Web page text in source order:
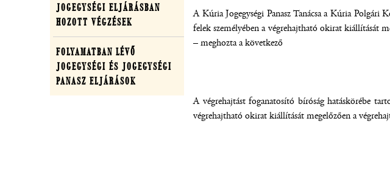
A Kúria Jogegységi Panasz Tanácsa a Kúria Polgári
felek személyében a végrehajtható okirat kiállítását
– meghozta a következő
A végrehajtást foganatosító bíróság hatáskörébe
végrehajtható okirat kiállítását megelőzően a
JOGEGYSÉGI ELJÁRÁSBAN
HOZOTT VÉGZÉSEK
FOLYAMATBAN LÉVŐ
JOGEGYSÉGI ÉS JOGEGYSÉGI
PANASZ ELJÁRÁSOK